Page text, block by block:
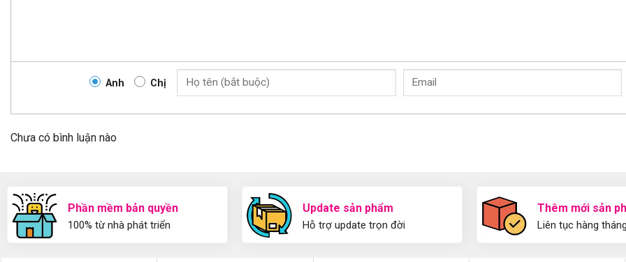
Anh Chị
Chưa có bình luận nào
Phần mềm bản quyền
100% từ nhà phát triển
Update sản phẩm
Hỗ trợ update trọn đời
Thêm mới sản
Liên tục hàng tháng